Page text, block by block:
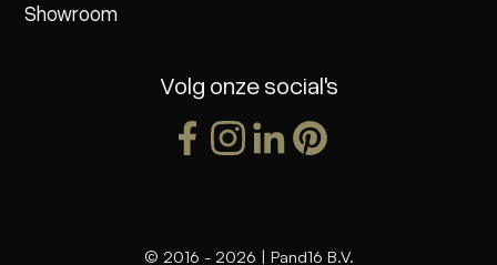
Showroom
Volg onze social's
© 2016 - 2026 | Pand16 B.V.